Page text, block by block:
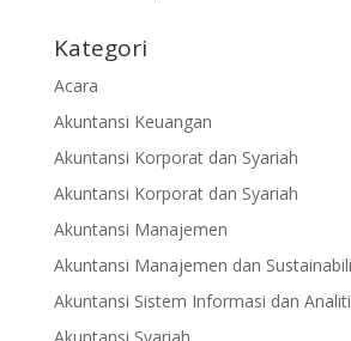
Kategori
Acara
Akuntansi Keuangan
Akuntansi Korporat dan Syariah
Akuntansi Korporat dan Syariah
Akuntansi Manajemen
Akuntansi Manajemen dan
Akuntansi Sistem Informasi dan
Akuntansi Syariah